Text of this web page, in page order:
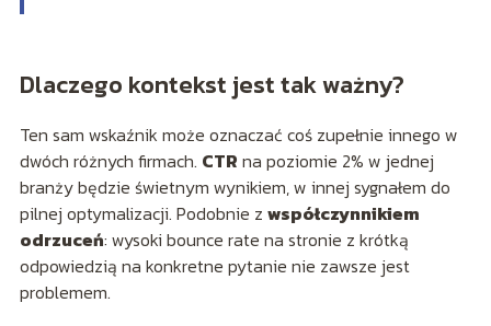
Dlaczego kontekst jest tak ważny?
Ten sam wskaźnik może oznaczać coś zupełnie innego w
dwóch różnych firmach. CTR na poziomie 2% w jednej
branży będzie świetnym wynikiem, w innej sygnałem do
pilnej optymalizacji. Podobnie z współczynnikiem
odrzuceń: wysoki bounce rate na stronie z krótką
odpowiedzią na konkretne pytanie nie zawsze jest
problemem.